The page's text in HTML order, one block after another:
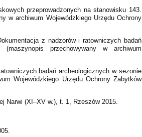
przeprowadzonych na stanowisku 143.
w archiwum Wojewódzkiego Urzędu Ochrony
z nadzorów i ratowniczych badań
przechowywany w archiwum
badań archeologicznych w sezonie
Wojewódzkiego Urzędu Ochrony Zabytków
Narwi (XI–XV w.), t. 1, Rzeszów 2015.